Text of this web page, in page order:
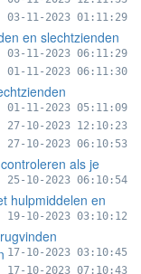
03-11-2023 01:11:29
en slechtzienden
03-11-2023 06:11:29
01-11-2023 06:11:30
01-11-2023 05:11:09
27-10-2023 12:10:23
27-10-2023 06:10:53
als je
25-10-2023 06:10:54
hulpmiddelen en
19-10-2023 03:10:12
17-10-2023 03:10:45
17-10-2023 07:10:43